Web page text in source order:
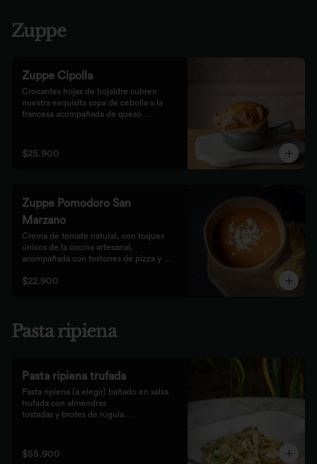
Zuppe
Zuppe Cipolla
Crocantes hojas de hojaldre cubren
nuestra exquisita sopa de cebolla a la
francesa acompañada de queso
$25.900
Zuppe Pomodoro San
Marzano
Crema de tomate natural, con toques
únicos de la cocina artesanal,
acompañada con tostones de pizza y
$22.900
Pasta ripiena
Pasta ripiena trufada
Pasta ripiena (a elegir) bañado en salsa
trufada con almendras
tostadas y brotes de rúgula.
$55.900